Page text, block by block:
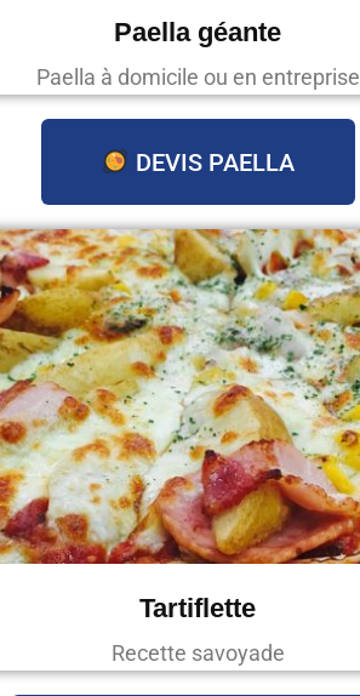
Paella géante
Paella à domicile ou en entreprise
DEVIS PAELLA
Tartiflette
Recette savoyade